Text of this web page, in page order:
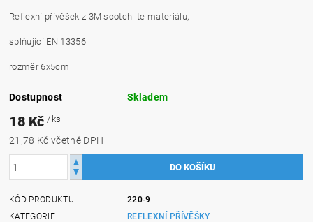
Reflexní přívěšek z 3M scotchlite materiálu,
splňující EN 13356
rozměr 6x5cm
Dostupnost Skladem
18 Kč/ ks
21,78 Kč včetně DPH
KÓD PRODUKTU
220-9
KATEGORIE
REFLEXNÍ PŘÍVĚŠKY